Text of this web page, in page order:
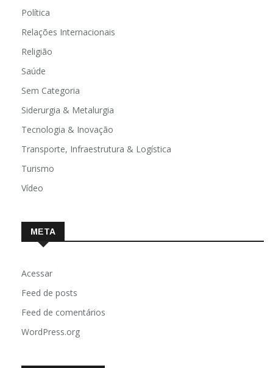
Política
Relações Internacionais
Religião
Saúde
Sem Categoria
Siderurgia & Metalurgia
Tecnologia & Inovação
Transporte, Infraestrutura & Logística
Turismo
Vídeo
META
Acessar
Feed de posts
Feed de comentários
WordPress.org